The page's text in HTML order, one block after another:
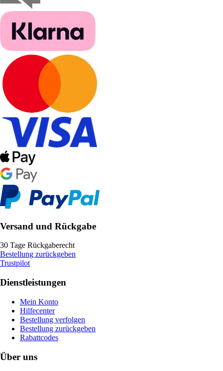
Versand und Rückgabe
30 Tage Rückgaberecht
Bestellung zurückgeben
Trustpilot
Dienstleistungen
Mein Konto
Hilfecenter
Bestellung verfolgen
Bestellung zurückgeben
Rabattcodes
Über uns